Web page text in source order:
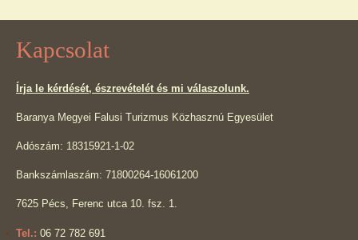
Kapcsolat
Írja le kérdését, észrevételét és mi válaszolunk.
Baranya Megyei Falusi Turizmus Közhasznú Egyesület
Adószám: 18315921-1-02
Bankszámlaszám: 71800264-16061200
7625 Pécs, Ferenc utca 10. fsz. 1.
Tel.: 06 72 782 691